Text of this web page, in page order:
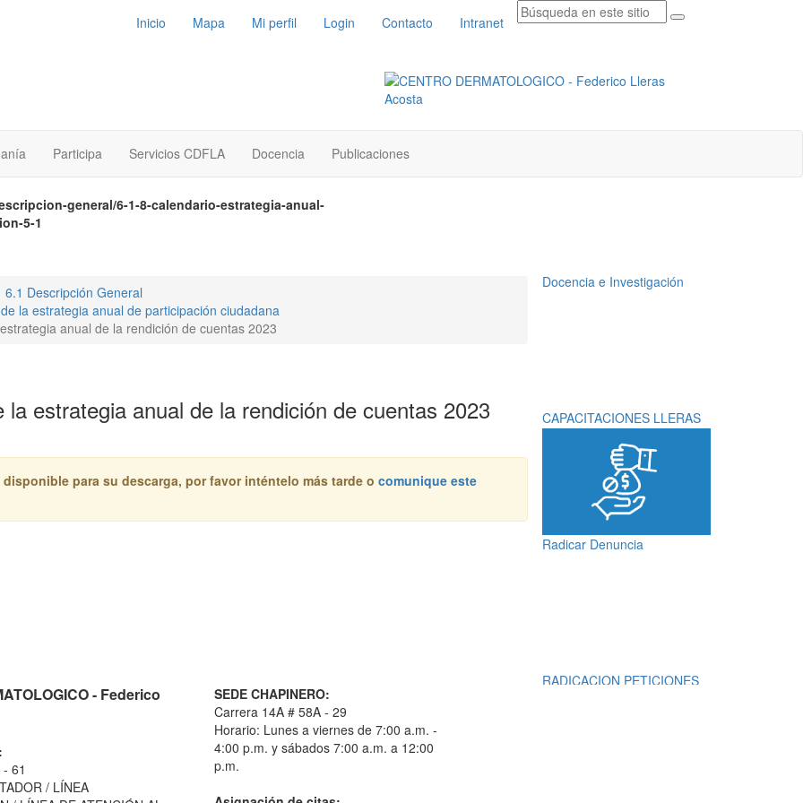
Inicio Mapa Mi perfil Login Contacto Intranet
Participa Servicios CDFLA Docencia Publicaciones
general/6-1-8-calendario-estrategia-anual-
5-1
6.1 Descripción General
la estrategia anual de participación ciudadana
anual de la rendición de cuentas 2023
la estrategia anual de la rendición de cuentas 2023
para su descarga, por favor inténtelo más tarde o comunique este
RADICACION ORFEO
Docencia e Investigación
CAPACITACIONES LLERAS
Radicar Denuncia
RADICACION PETICIONES
- Federico
61
/ LÍNEA
SEDE CHAPINERO:
Carrera 14A # 58A - 29
Horario: Lunes a viernes de 7:00 a.m. -
4:00 p.m. y sábados 7:00 a.m. a 12:00
p.m.